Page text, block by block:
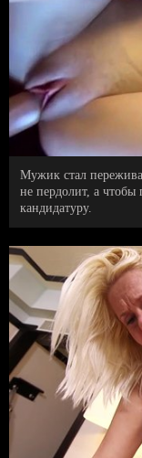
Мужик стал
не пердолит, а
кандидатуру.